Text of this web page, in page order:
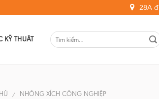
28A
KỸ THUÂT
/ NHÔNG XÍCH CÔNG NGHIỆP